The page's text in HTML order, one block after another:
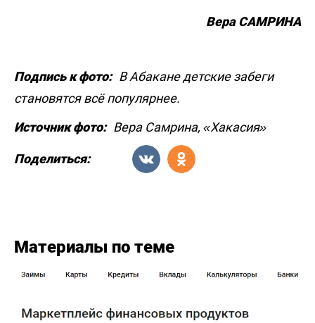
Вера САМРИНА
Подпись к фото: В Абакане детские забеги
становятся всё популярнее.
Источник фото: Вера Самрина, «Хакасия»
Поделиться:
Материалы по теме